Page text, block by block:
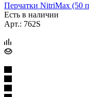
Перчатки NitriMax (50
Есть в наличии
Арт.: 762S